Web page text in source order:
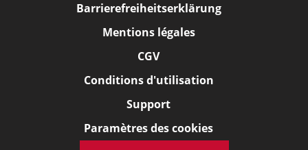
Barrierefreiheitserklärung
Mentions légales
CGV
Conditions d'utilisation
Support
Paramètres des cookies